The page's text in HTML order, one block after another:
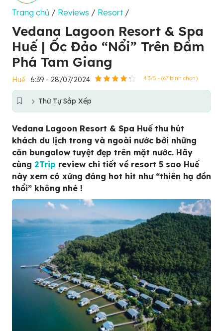
Trang chủ / Reviews / Resort/
Vedana Lagoon Resort & Spa
Huế | Ốc Đảo “Nổi” Trên Đầm
Phá Tam Giang
Huế 6:39 - 28/07/2024 4.3/5 - (67 bình chọn)
Thứ Tự Sắp Xếp
Vedana Lagoon Resort & Spa Huế thu hút
khách du lịch trong và ngoài nước bởi những
căn bungalow tuyệt đẹp trên mặt nước. Hãy
cùng 2Trip review chi tiết về resort 5 sao Huế
này xem có xứng đáng hot hit như “thiên hạ đồn
thổi” không nhé !